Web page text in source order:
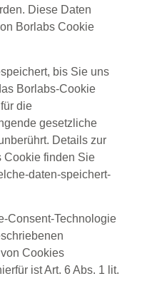
Diese Daten
Borlabs Cookie
bis Sie uns
Borlabs-Cookie
die
gesetzliche
Details zur
Cookie finden Sie
daten-speichert-
Consent-Technologie
Cookies
ist Art. 6 Abs. 1 lit.